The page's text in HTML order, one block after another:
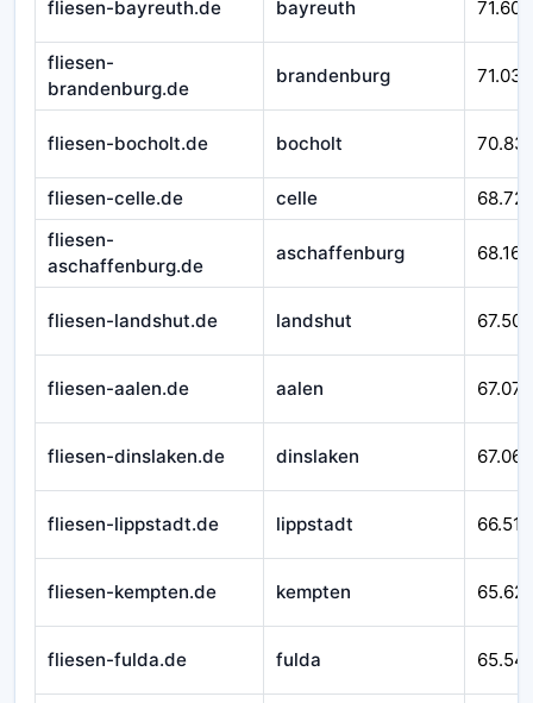
fliesen-bayreuth.de bayreuth 71.601
fliesen-
brandenburg.de
brandenburg 71.032
fliesen-bocholt.de bocholt
fliesen-celle.de celle
68.721
fliesen-
aschaffenburg.de
aschaffenburg 68.167
fliesen-landshut.de landshut 67.509
fliesen-aalen.de aalen 67.079
fliesen-dinslaken.de dinslaken 67.065
fliesen-lippstadt.de lippstadt 66.518
fliesen-kempten.de kempten
fliesen-fulda.de fulda